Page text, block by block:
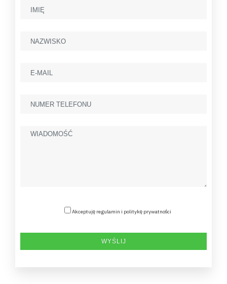
Akceptuję regulamin i politykę prywatności